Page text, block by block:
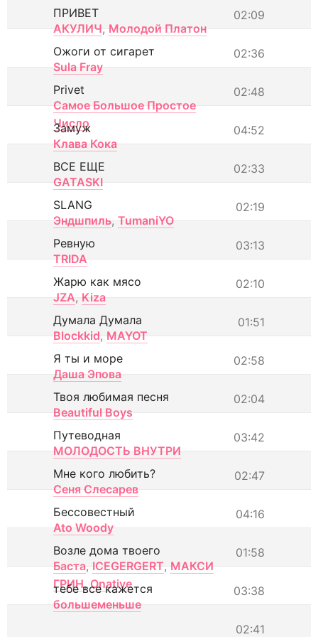
02:09
ПРИВЕТ
АКУЛИЧ, Молодой Платон
02:36
Ожоги от сигарет
Sula Fray
02:48
Privet
Самое Большое Простое
Число
04:52
Замуж
Клава Кока
02:33
ВСЕ ЕЩЕ
GATASKI
02:19
SLANG
Эндшпиль, TumaniYO
03:13
Ревную
TRIDA
02:10
Жарю как мясо
JZA, Kiza
01:51
Думала Думала
Blockkid, MAYOT
02:58
Я ты и море
Даша Эпова
02:04
Твоя любимая песня
Beautiful Boys
03:42
Путеводная
МОЛОДОСТЬ ВНУТРИ
02:47
Мне кого любить?
Сеня Слесарев
04:16
Бессовестный
Ato Woody
01:58
Возле дома твоего
Баста, ICEGERGERT, МАКСИ
ГРИН, Onative 03:38
тебе все кажется
большеменьше
02:41